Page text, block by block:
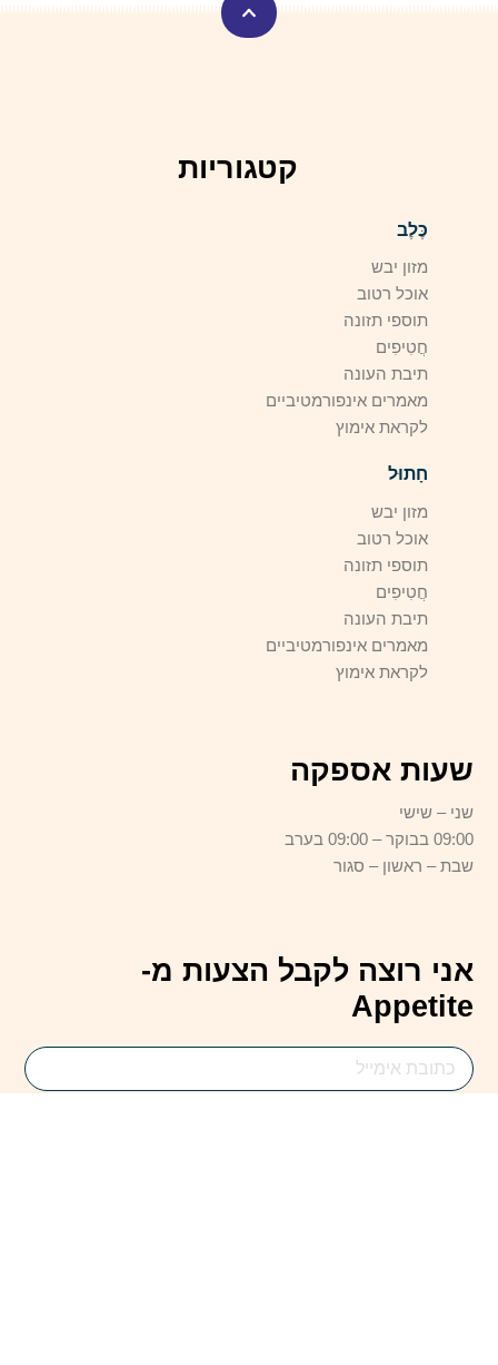
קטגוריות
כֶּלֶב
מזון יבש
אוכל רטוב
תוספי תזונה
חֲטִיפִים
תיבת העונה
מאמרים אינפורמטיביים
לקראת אימוץ
חָתוּל
מזון יבש
אוכל רטוב
תוספי תזונה
חֲטִיפִים
תיבת העונה
מאמרים אינפורמטיביים
לקראת אימוץ
שעות אספקה
שני – שישי
09:00 בבוקר – 09:00 בערב
שבת – ראשון – סגור
אני רוצה לקבל הצעות מ-
Appetite
Email
Address